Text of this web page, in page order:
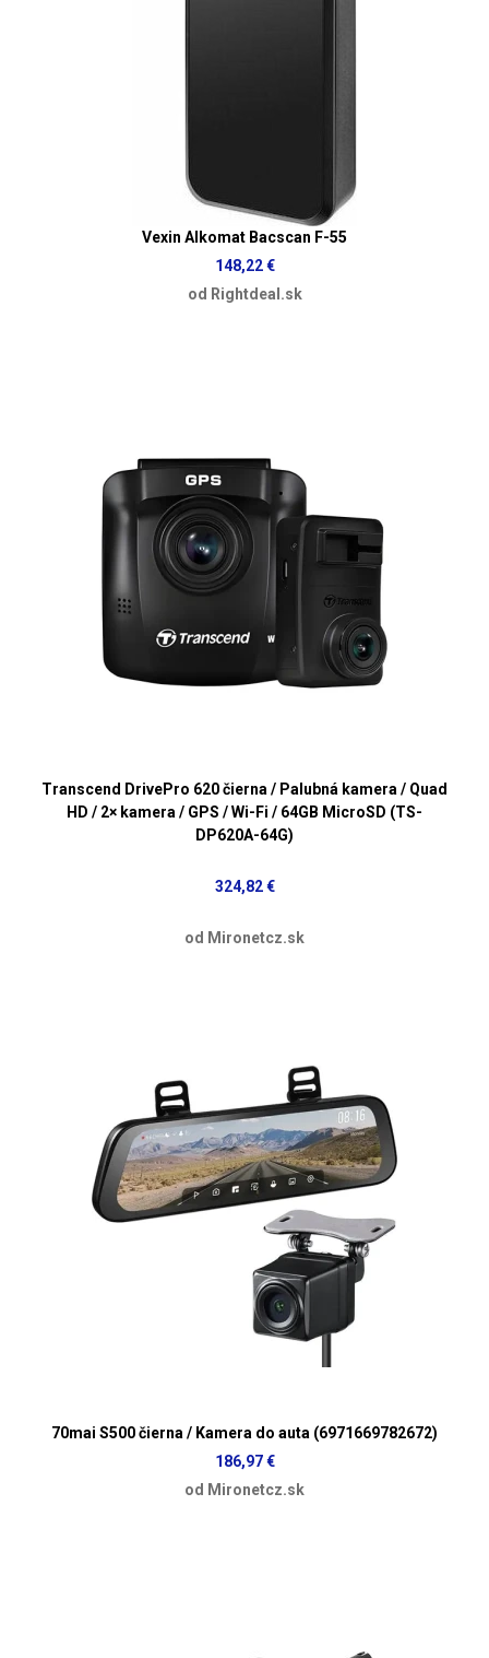
Vexin Alkomat Bacscan F-55
148,22 €
od Rightdeal.sk
Transcend DrivePro 620 čierna / Palubná kamera / Quad
HD / 2× kamera / GPS / Wi-Fi / 64GB MicroSD (TS-
DP620A-64G)
324,82 €
od Mironetcz.sk
70mai S500 čierna / Kamera do auta (6971669782672)
186,97 €
od Mironetcz.sk